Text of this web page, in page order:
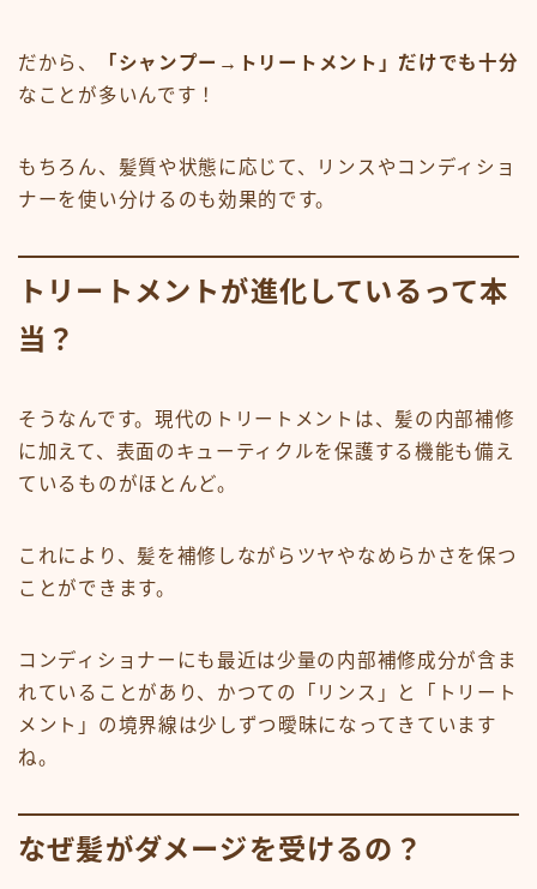
だから、
「シャンプー→トリートメント」だけでも十分
なことが多いんです！
もちろん、髪質や状態に応じて、リンスやコンディショ
ナーを使い分けるのも効果的です。
トリートメントが進化しているって本
当？
そうなんです。現代のトリートメントは、髪の内部補修
に加えて、表面のキューティクルを保護する機能も備え
ているものがほとんど。
これにより、髪を補修しながらツヤやなめらかさを保つ
ことができます。
コンディショナーにも最近は少量の内部補修成分が含ま
れていることがあり、かつての「リンス」と「トリート
メント」の境界線は少しずつ曖昧になってきています
ね。
なぜ髪がダメージを受けるの？